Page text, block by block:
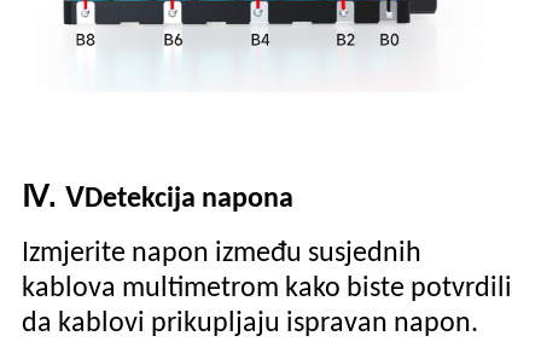
Ⅳ. VDetekcija napona
Izmjerite napon između susjednih
kablova multimetrom kako biste potvrdili
da kablovi prikupljaju ispravan napon.